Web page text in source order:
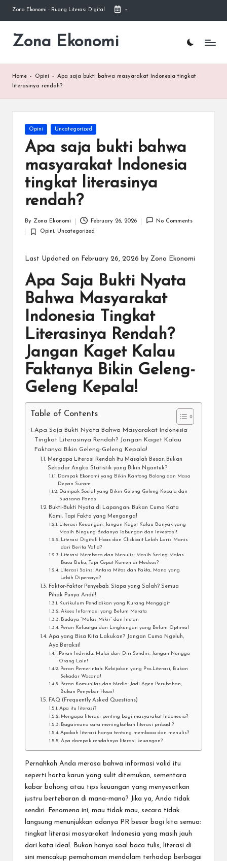
Skip
content
Zona Ekonomi - Ruang Literasi Digital -
Zona Ekonomi
Ruang
Home - Opini -
Apa saja bukti bahwa masyarakat Indonesia tingkat
literasinya rendah?
Posted
Opini Uncategorized
Apa saja bukti bahwa
masyarakat Indonesia
tingkat literasinya
rendah?
by
By Zona Ekonomi February 26, 2026 No Comments
Posted
Opini, Uncategorized
Last Updated on February 26, 2026 by Zona Ekonomi
Apa Saja Bukti Nyata
Bahwa Masyarakat
Indonesia Tingkat
Literasinya Rendah?
Jangan Kaget Kalau
Faktanya Bikin Geleng-
Geleng Kepala!
Table of Contents
Apa Saja Bukti Nyata Bahwa Masyarakat Indonesia
Tingkat Literasinya Rendah? Jangan Kaget Kalau
Faktanya Bikin Geleng-Geleng Kepala!
Mengapa Literasi Rendah Itu Masalah Besar, Bukan
Sekadar Angka Statistik yang Bikin Ngantuk?
Dampak Ekonomi yang Bikin Kantong Bolong dan Masa
Depan Suram
Dampak Sosial yang Bikin Geleng-Geleng Kepala dan
Suasana Panas
Bukti-Bukti Nyata di Lapangan: Bukan Cuma Kata
Kami, Tapi Fakta yang Menganga!
Literasi Keuangan: Jangan Kaget Kalau Banyak yang
Masih Bingung Bedanya Tabungan dan Investasi!
Literasi Digital: Hoax dan Clickbait Lebih Laris Manis
dari Berita Valid?
Literasi Membaca dan Menulis: Masih Sering Malas
Baca Buku, Tapi Cepat Komen di Medsos?
Literasi Sains: Antara Mitos dan Fakta, Mana yang
Lebih Dipercaya?
Faktor-Faktor Penyebab: Siapa yang Salah? Semua
Pihak Punya Andil!
Kurikulum Pendidikan yang Kurang Menggigit
Akses Informasi yang Belum Merata
Budaya “Malas Mikir” dan Instan
Peran Keluarga dan Lingkungan yang Belum Optimal
Apa yang Bisa Kita Lakukan? Jangan Cuma Ngeluh,
Ayo Beraksi!
Peran Individu: Mulai dari Diri Sendiri, Jangan Nunggu
Orang Lain!
Peran Pemerintah: Kebijakan yang Pro-Literasi, Bukan
Sekadar Wacana!
Peran Komunitas dan Media: Jadi Agen Perubahan,
Bukan Penyebar Hoax!
FAQ (Frequently Asked Questions)
Apa itu literasi?
Mengapa literasi penting bagi masyarakat Indonesia?
Bagaimana cara meningkatkan literasi pribadi?
Apakah literasi hanya tentang membaca dan menulis?
Apa dampak rendahnya literasi keuangan?
Pernahkah Anda merasa bahwa informasi valid itu
seperti harta karun yang sulit ditemukan, sementara
kabar bohong atau tips keuangan yang menyesatkan
justru bertebaran di mana-mana? Jika ya, Anda tidak
sendiri. Fenomena ini, mau tidak mau, secara tidak
langsung menunjukkan adanya PR besar bagi kita semua:
tingkat literasi masyarakat Indonesia yang masih jauh
dari kata ideal. Bukan hanya soal baca tulis, literasi di
sini mencakup pemahaman mendalam terhadap berbagai